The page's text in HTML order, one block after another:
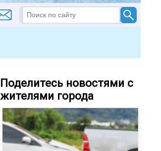
Поделитесь новостями с
жителями города